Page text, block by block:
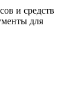
и средств
для